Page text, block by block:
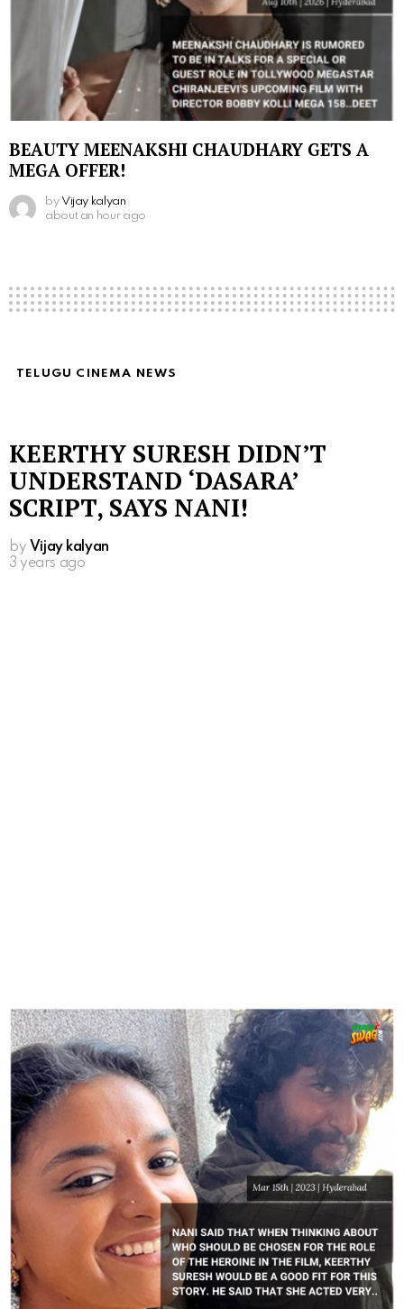
BEAUTY MEENAKSHI CHAUDHARY GETS A
MEGA OFFER!
by Vijay kalyan
about an hour ago
TELUGU CINEMA NEWS
KEERTHY SURESH DIDN’T
UNDERSTAND ‘DASARA’
SCRIPT, SAYS NANI!
by Vijay kalyan
3 years ago